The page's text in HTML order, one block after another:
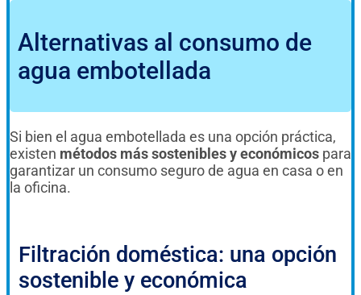
Alternativas al consumo de
agua embotellada
Si bien el agua embotellada es una opción práctica,
existen métodos más sostenibles y económicos para
garantizar un consumo seguro de agua en casa o en
la oficina.
Filtración doméstica: una opción
sostenible y económica